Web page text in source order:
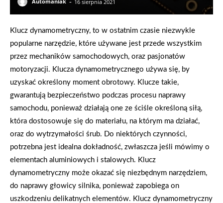
16 sierpnia 2021
Klucz dynamometryczny, to w ostatnim czasie niezwykle
popularne narzędzie, które używane jest przede wszystkim
przez mechaników samochodowych, oraz pasjonatów
motoryzacji. Klucza dynamometrycznego używa się, by
uzyskać określony moment obrotowy. Klucze takie,
gwarantują bezpieczeństwo podczas procesu naprawy
samochodu, ponieważ działają one ze ściśle określoną siłą,
która dostosowuje się do materiału, na którym ma działać,
oraz do wytrzymałości śrub. Do niektórych czynności,
potrzebna jest idealna dokładność, zwłaszcza jeśli mówimy o
elementach aluminiowych i stalowych. Klucz
dynamometryczny może okazać się niezbędnym narzędziem,
do naprawy głowicy silnika, ponieważ zapobiega on
uszkodzeniu delikatnych elementów. Klucz dynamometryczny